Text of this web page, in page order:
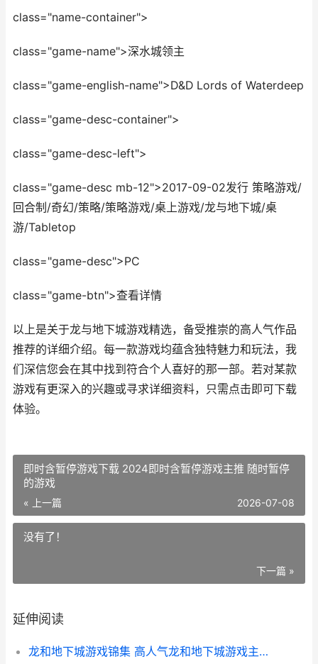
class="name-container">
class="game-name">深水城领主
class="game-english-name">D&D Lords of Waterdeep
class="game-desc-container">
class="game-desc-left">
class="game-desc mb-12">2017-09-02发行 策略游戏/
回合制/奇幻/策略/策略游戏/桌上游戏/龙与地下城/桌
游/Tabletop
class="game-desc">PC
class="game-btn">查看详情
以上是关于龙与地下城游戏精选，备受推崇的高人气作品
推荐的详细介绍。每一款游戏均蕴含独特魅力和玩法，我
们深信您会在其中找到符合个人喜好的那一部。若对某款
游戏有更深入的兴趣或寻求详细资料，只需点击即可下载
体验。
即时含暂停游戏下载 2024即时含暂停游戏主推 随时暂停
的游戏
« 上一篇 2026-07-08
没有了！
下一篇 »
延伸阅读
龙和地下城游戏锦集 高人气龙和地下城游戏主推 龙与地下城的龙